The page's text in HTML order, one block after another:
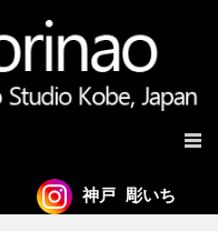
神戸 彫いち